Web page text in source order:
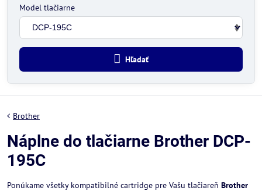
Model tlačiarne
Hľadať
Brother
Náplne do tlačiarne Brother DCP-
195C
Ponúkame všetky kompatibilné cartridge pre Vašu tlačiareň Brother